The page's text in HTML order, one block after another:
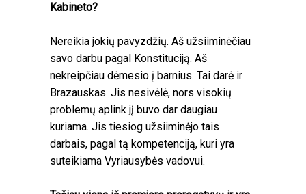
Kabineto?
Nereikia jokių pavyzdžių. Aš užsiiminėčiau
savo darbu pagal Konstituciją. Aš
nekreipčiau dėmesio į barnius. Tai darė ir
Brazauskas. Jis nesivėlė, nors visokių
problemų aplink jį buvo dar daugiau
kuriama. Jis tiesiog užsiiminėjo tais
darbais, pagal tą kompetenciją, kuri yra
suteikiama Vyriausybės vadovui.